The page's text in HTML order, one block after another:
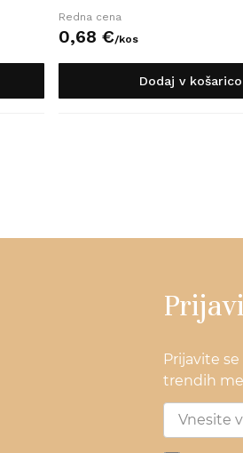
Redna cena
0,68 €/kos
Dodaj v košarico
Prijavite
trendih